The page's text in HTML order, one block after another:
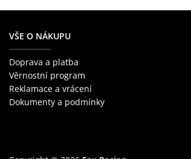
VŠE O NÁKUPU
Doprava a platba
Věrnostní program
Reklamace a vrácení
Dokumenty a podmínky